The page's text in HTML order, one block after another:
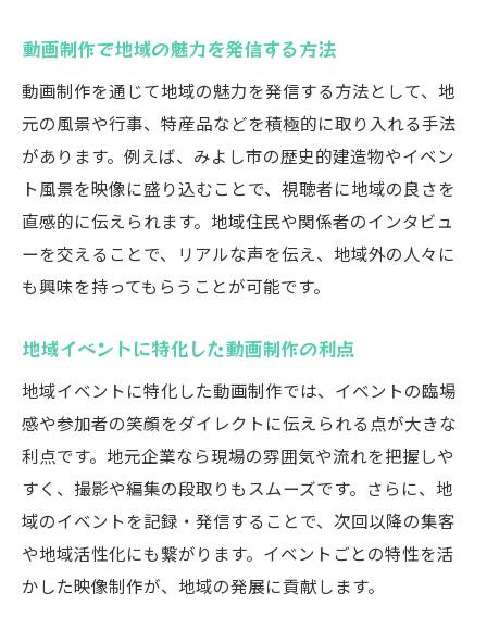
動画制作で地域の魅力を発信する方法
動画制作を通じて地域の魅力を発信する方法として、地
元の風景や行事、特産品などを積極的に取り入れる手法
があります。例えば、みよし市の歴史的建造物やイベン
ト風景を映像に盛り込むことで、視聴者に地域の良さを
直感的に伝えられます。地域住民や関係者のインタビュ
ーを交えることで、リアルな声を伝え、地域外の人々に
も興味を持ってもらうことが可能です。
地域イベントに特化した動画制作の利点
地域イベントに特化した動画制作では、イベントの臨場
感や参加者の笑顔をダイレクトに伝えられる点が大きな
利点です。地元企業なら現場の雰囲気や流れを把握しや
すく、撮影や編集の段取りもスムーズです。さらに、地
域のイベントを記録・発信することで、次回以降の集客
や地域活性化にも繋がります。イベントごとの特性を活
かした映像制作が、地域の発展に貢献します。